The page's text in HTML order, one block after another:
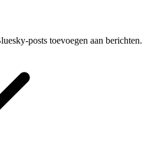
posts toevoegen aan berichten.